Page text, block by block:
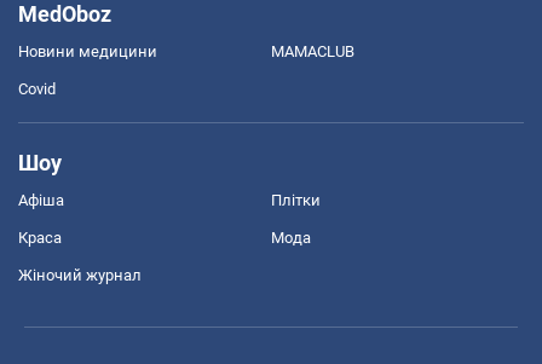
MedOboz
Новини медицини MAMACLUB
Covid
Шоу
Афіша Плітки
Краса Мода
Жіночий журнал